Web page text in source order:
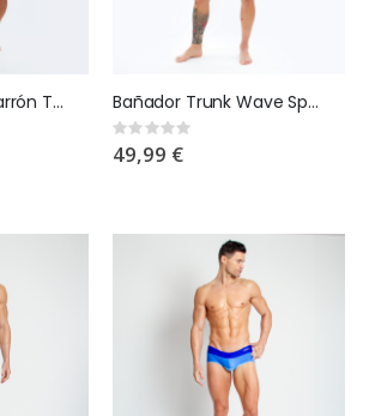
Bañador Trunk Marrón Tombuctu Wave Splash Bañador Trunk Wave Splash purple
Rating:
0%
49,99 €